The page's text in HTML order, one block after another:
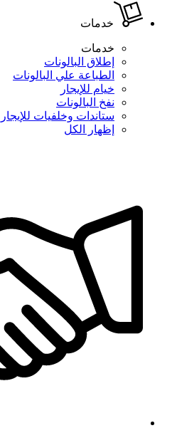
خدمات
خدمات
إطلاق البالونات
الطباعة علي البالونات
خيام للإيجار
نفخ البالونات
ستاندات وخلفيات للإيجار
إظهار الكل